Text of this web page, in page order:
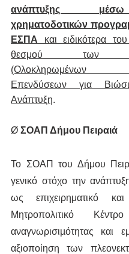
ανάπτυξης
χρηματοδοτικών
ΕΣΠΑ και ειδικότερα
θεσμού των
(Ολοκληρωμένων
Επενδύσεων για
Ανάπτυξη.
Ø ΣΟΑΠ Δήμου Πειραιά
Το ΣΟΑΠ του Δήμου
γενικό στόχο την
ως επιχειρηματικό και
Μητροπολιτικό
αναγνωρισιµότητας και
αξιοποίηση των